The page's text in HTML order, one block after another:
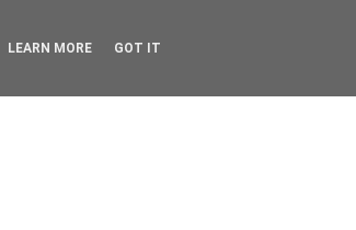
LEARN MORE GOT IT